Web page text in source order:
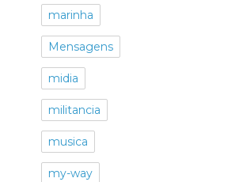
marinha
Mensagens
midia
militancia
musica
my-way